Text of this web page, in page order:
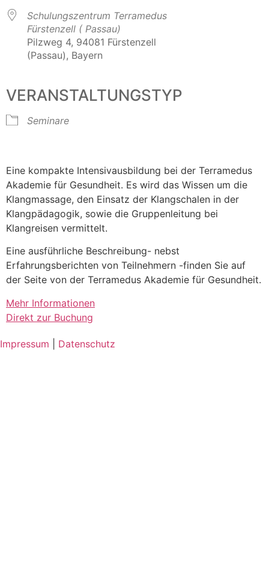
Schulungszentrum Terramedus
Fürstenzell ( Passau)
Pilzweg 4, 94081 Fürstenzell
(Passau), Bayern
VERANSTALTUNGSTYP
Seminare
Eine kompakte Intensivausbildung bei der Terramedus
Akademie für Gesundheit. Es wird das Wissen um die
Klangmassage, den Einsatz der Klangschalen in der
Klangpädagogik, sowie die Gruppenleitung bei
Klangreisen vermittelt.
Eine ausführliche Beschreibung- nebst
Erfahrungsberichten von Teilnehmern -finden Sie auf
der Seite von der Terramedus Akademie für Gesundheit.
Mehr Informationen
Direkt zur Buchung
Impressum Datenschutz